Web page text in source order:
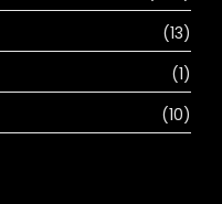
(13)
(1)
(10)